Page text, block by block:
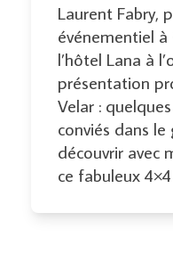
Laurent Fabry,
événementiel
l’hôtel Lana à
présentation
Velar :
conviés dans le
découvrir avec
ce fabuleux 4×4